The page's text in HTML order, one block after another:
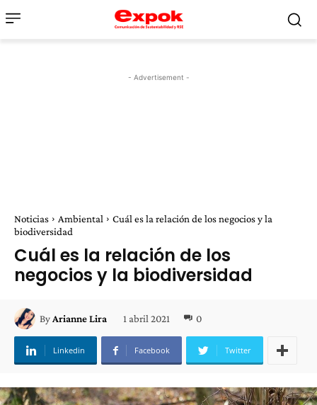
- Advertisement -
Noticias Ambiental
Cuál es la relación de los negocios y la
biodiversidad
Cuál es la relación de los
negocios y la biodiversidad
By Arianne Lira 1 abril 2021 0
Linkedin Facebook Twitter